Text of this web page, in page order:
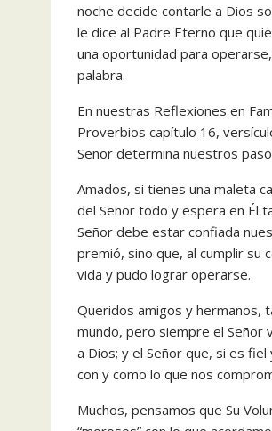
noche decide contarle a Dios
le dice al Padre Eterno que
una oportunidad para
palabra.
‎En nuestras Reflexiones en
Proverbios capítulo 16,
Señor determina nuestros
‎Amados, si tienes una maleta
del Señor todo y espera en Él
Señor debe estar confiada
premió, sino que, al cumplir su
vida y pudo lograr operarse.
‎Queridos amigos y hermanos,
mundo, pero siempre el Señor
a Dios; y el Señor que, si es
con y como lo que nos
‎Muchos, pensamos que Su